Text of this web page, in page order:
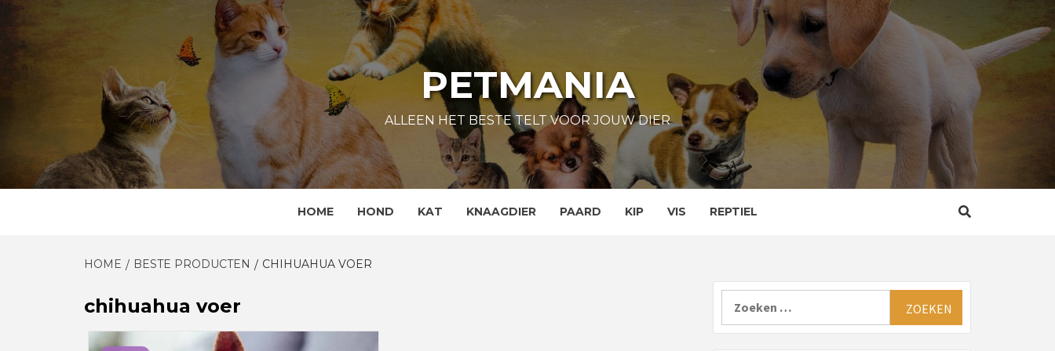
Skip
content
PETMANIA
ALLEEN HET BESTE TELT VOOR JOUW DIER
HOME HOND KAT KNAAGDIER PAARD KIP VIS REPTIEL
HOME BESTE PRODUCTEN CHIHUAHUA VOER
chihuahua voer